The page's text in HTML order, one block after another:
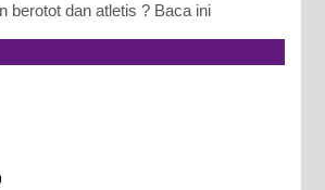
berotot dan atletis ? Baca ini